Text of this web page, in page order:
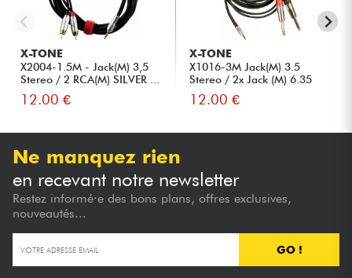
X-TONE
X2004-1.5M - Jack(M) 3,5
Stereo / 2 RCA(M) SILVER ...
12.00 €
X-TONE
X1016-3M Jack(M) 3.5
Stereo / 2x Jack (M) 6.35
Mon...
12.00 €
Ne manquez rien
en recevant notre newsletter
Restez informé·e des bons plans, offres exclusives,
nouveautés...
GO !